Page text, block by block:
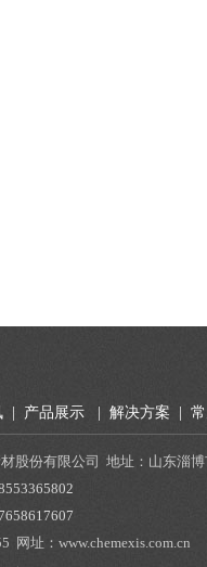
产品展示 解决方案
股份有限公司 地址：山东淄
网址：www.chemexis.com.cn